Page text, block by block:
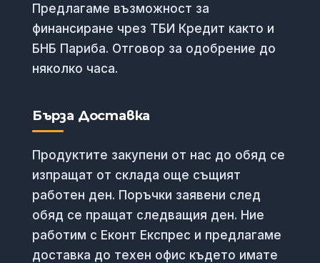
Предлагаме възможност за
финансиране чрез ТБИ Кредит както и
БНБ Париба. Отговор за одобрение до
няколко часа.
Бърза Доставка
Продуктите закупени от нас до обяд се
изпращат от склада още същият
работен ден. Поръчки заявени след
обяд се пращат следващия ден. Ние
работим с Еконт Експрес и предлагаме
доставка до техен офис където имате